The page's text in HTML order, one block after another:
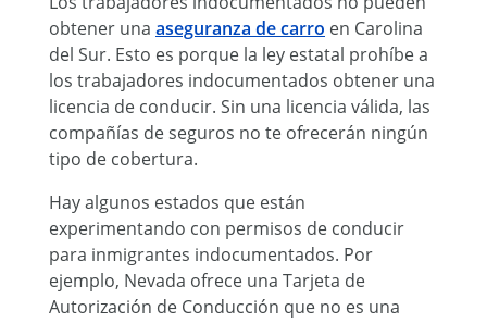
obtener una aseguranza de carro en Carolina
del Sur. Esto es porque la ley estatal prohíbe a
los trabajadores indocumentados obtener una
licencia de conducir. Sin una licencia válida, las
compañías de seguros no te ofrecerán ningún
tipo de cobertura.
Hay algunos estados que están
experimentando con permisos de conducir
para inmigrantes indocumentados. Por
ejemplo, Nevada ofrece una Tarjeta de
Autorización de Conducción que no es una